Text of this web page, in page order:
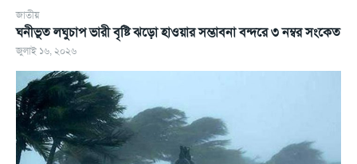
জাতীয়
ঘনীভূত লঘুচাপ ভারী বৃষ্টি ঝড়ো হাওয়ার সম্ভাবনা বন্দরে ৩ নম্বর সংকেত
জুলাই ১৬, ২০২৬